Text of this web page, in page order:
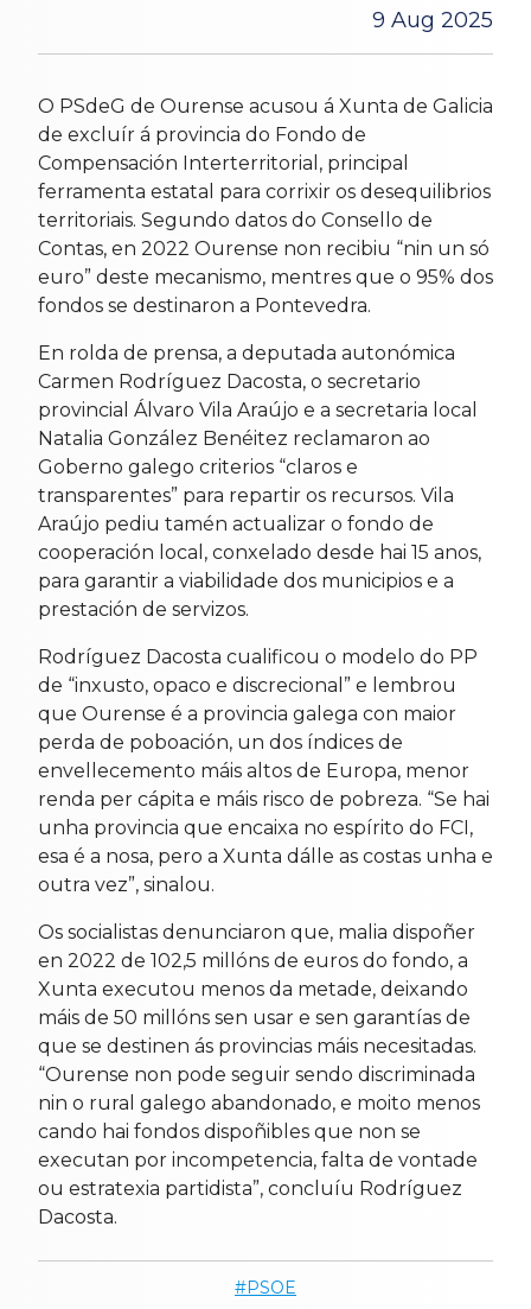
9 Aug 2025
O PSdeG de Ourense acusou á Xunta de Galicia
de excluír á provincia do Fondo de
Compensación Interterritorial, principal
ferramenta estatal para corrixir os desequilibrios
territoriais. Segundo datos do Consello de
Contas, en 2022 Ourense non recibiu “nin un só
euro” deste mecanismo, mentres que o 95% dos
fondos se destinaron a Pontevedra.
En rolda de prensa, a deputada autonómica
Carmen Rodríguez Dacosta, o secretario
provincial Álvaro Vila Araújo e a secretaria local
Natalia González Benéitez reclamaron ao
Goberno galego criterios “claros e
transparentes” para repartir os recursos. Vila
Araújo pediu tamén actualizar o fondo de
cooperación local, conxelado desde hai 15 anos,
para garantir a viabilidade dos municipios e a
prestación de servizos.
Rodríguez Dacosta cualificou o modelo do PP
de “inxusto, opaco e discrecional” e lembrou
que Ourense é a provincia galega con maior
perda de poboación, un dos índices de
envellecemento máis altos de Europa, menor
renda per cápita e máis risco de pobreza. “Se hai
unha provincia que encaixa no espírito do FCI,
esa é a nosa, pero a Xunta dálle as costas unha e
outra vez”, sinalou.
Os socialistas denunciaron que, malia dispoñer
en 2022 de 102,5 millóns de euros do fondo, a
Xunta executou menos da metade, deixando
máis de 50 millóns sen usar e sen garantías de
que se destinen ás provincias máis necesitadas.
“Ourense non pode seguir sendo discriminada
nin o rural galego abandonado, e moito menos
cando hai fondos dispoñibles que non se
executan por incompetencia, falta de vontade
ou estratexia partidista”, concluíu Rodríguez
Dacosta.
PSOE